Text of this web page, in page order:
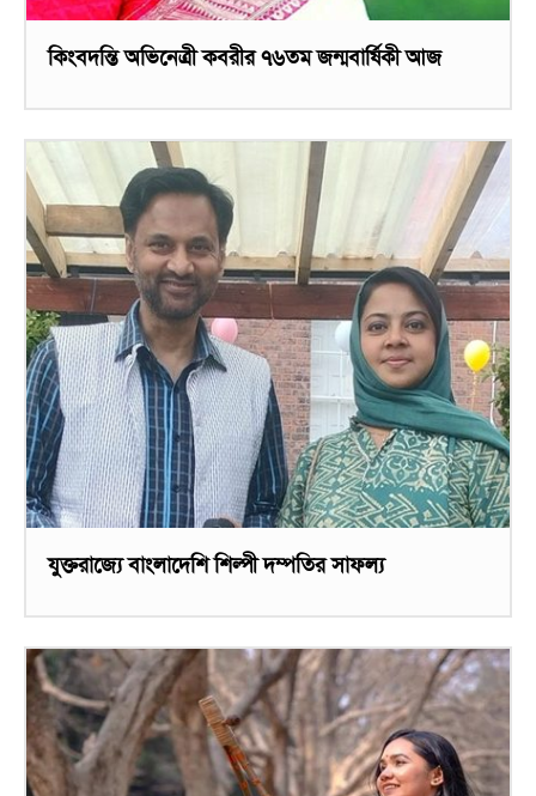
কিংবদন্তি অভিনেত্রী কবরীর ৭৬তম জন্মবার্ষিকী আজ
যুক্তরাজ্যে বাংলাদেশি শিল্পী দম্পতির সাফল্য